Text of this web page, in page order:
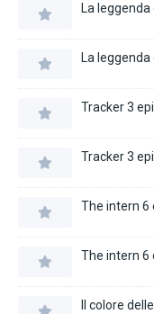
La
La
Tracker 3
Tracker 3
The intern 6
The intern 6
Il colore